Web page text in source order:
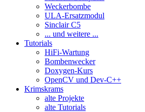
Weckerbombe
ULA-Ersatzmodul
Sinclair C5
... und weitere ...
Tutorials
HiFi-Wartung
Bombenwecker
Doxygen-Kurs
OpenCV und Dev-C++
Krimskrams
alte Projekte
alte Tutorials